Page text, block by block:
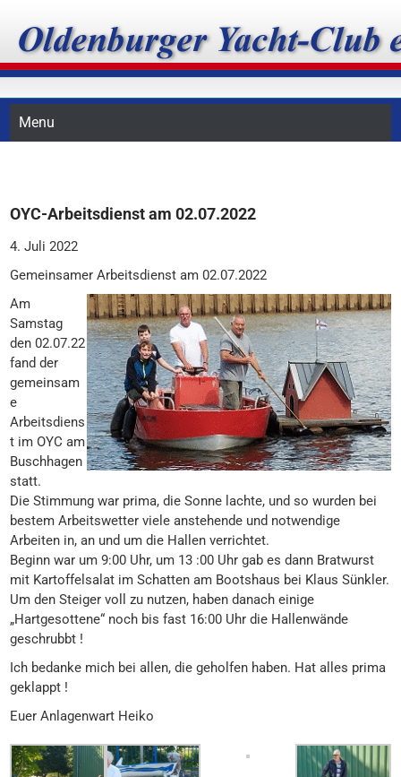
content
Oldenburger Yacht-Club
e.V.
Menu
OYC-Arbeitsdienst am 02.07.2022
4. Juli 2022
Gemeinsamer Arbeitsdienst am 02.07.2022
Am
Samstag
den 02.07.22
fand der
gemeinsam
e
Arbeitsdiens
t im OYC am
Buschhagen
statt.
Die Stimmung war prima, die Sonne lachte, und so wurden bei
bestem Arbeitswetter viele anstehende und notwendige
Arbeiten in, an und um die Hallen verrichtet.
Beginn war um 9:00 Uhr, um 13 :00 Uhr gab es dann Bratwurst
mit Kartoffelsalat im Schatten am Bootshaus bei Klaus Sünkler.
Um den Steiger voll zu nutzen, haben danach einige
„Hartgesottene“ noch bis fast 16:00 Uhr die Hallenwände
geschrubbt !
Ich bedanke mich bei allen, die geholfen haben. Hat alles prima
geklappt !
Euer Anlagenwart Heiko